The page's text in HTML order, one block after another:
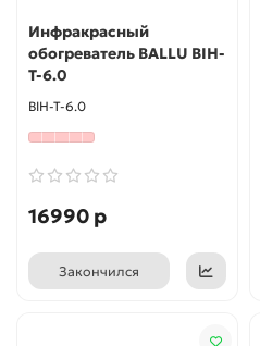
Инфракрасный
обогреватель BALLU BIH-
T-6.0
BIH-T-6.0
16990 р
Закончился